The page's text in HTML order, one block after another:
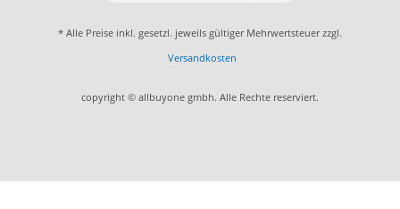
* Alle Preise inkl. gesetzl. jeweils gültiger Mehrwertsteuer zzgl.
Versandkosten
copyright © allbuyone gmbh. Alle Rechte reserviert.